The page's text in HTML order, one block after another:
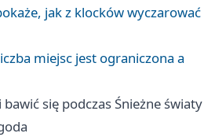
jak z klocków wyczarować
miejsc jest ograniczona a
się podczas Śnieżne światy